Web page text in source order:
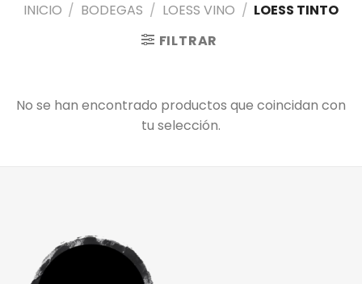
INICIO / BODEGAS / LOESS VINO / LOESS TINTO
FILTRAR
No se han encontrado productos que coincidan con
tu selección.